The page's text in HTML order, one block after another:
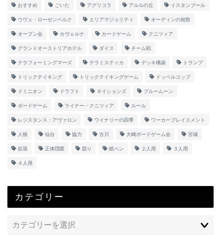
おすすめ ごいた アグリコラ アルルの丘 イスタンブール
ウヴェ・ローゼンベルク エリアマジョリティ オーディンの祝祭
オープン会 カヴェルナ カードゲーム クニツィア
グランドオーストリアホテル ダイス チーム戦
テラフォーミングマーズ テラミスティカ デッキ構築 トランプ
トリックテイキング トリックテイキングゲーム ドッペルコップ
ドミニオン ドラフト ネイションズ ブルームーン
ボードゲーム ライナー・クニツィア ルール
レジスタンス：アヴァロン ワイナリーの四季 ワーカープレイスメント
人狼 仙台 協力 古川 大崎ボードゲーム会 宮城
拡張 正体隠匿 競り 紙ペン ２人用 ３人用
４人用
カテゴリー